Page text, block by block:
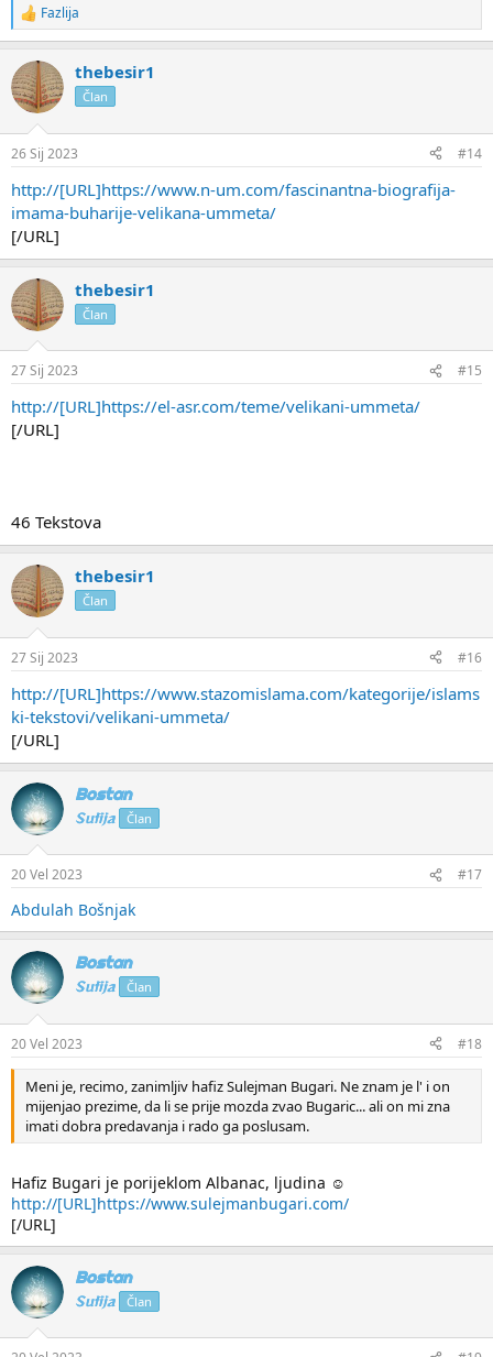
R
e
k
c
i
:
Fazlija
thebesir1
Član
26 Sij 2023 #14
http://[URL]https://www.n-um.com/fascinantna-biografija-
imama-buharije-velikana-ummeta/
[/URL]
thebesir1
Član
27 Sij 2023 #15
http://[URL]https://el-asr.com/teme/velikani-ummeta/
[/URL]
46 Tekstova
thebesir1
Član
27 Sij 2023 #16
http://[URL]https://www.stazomislama.com/kategorije/islams
ki-tekstovi/velikani-ummeta/
[/URL]
Bostan
Sufija Član
20 Vel 2023 #17
Abdulah Bošnjak
Bostan
Sufija Član
20 Vel 2023 #18
Meni je, recimo, zanimljiv hafiz Sulejman Bugari. Ne znam je l' i on
mijenjao prezime, da li se prije mozda zvao Bugaric... ali on mi zna
imati dobra predavanja i rado ga poslusam.
Hafiz Bugari je porijeklom Albanac, ljudina ☺
http://[URL]https://www.sulejmanbugari.com/
[/URL]
Bostan
Sufija Član